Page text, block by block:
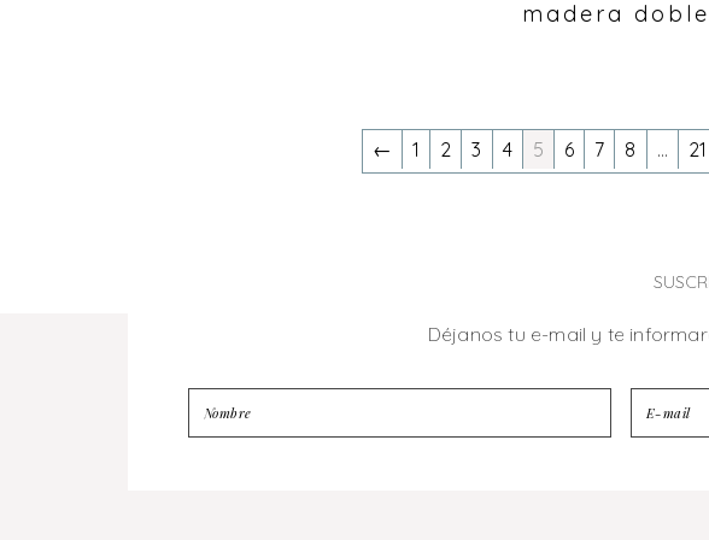
madera doble
← 1 2 3 4 5 6 7 8 … 21
Déjanos tu e-mail y te